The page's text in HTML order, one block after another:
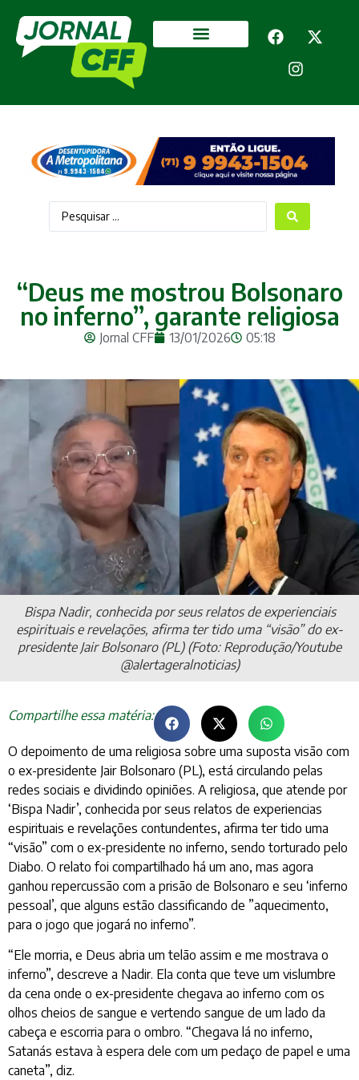
“Deus me mostrou Bolsonaro
no inferno”, garante religiosa
Jornal CFF 13/01/2026 05:18
Bispa Nadir, conhecida por seus relatos de experienciais
espirituais e revelações, afirma ter tido uma “visão” do ex-
presidente Jair Bolsonaro (PL) (Foto: Reprodução/Youtube
@alertageralnoticias)
Compartilhe essa matéria:
O depoimento de uma religiosa sobre uma suposta visão com
o ex-presidente Jair Bolsonaro (PL), está circulando pelas
redes sociais e dividindo opiniões. A religiosa, que atende por
‘Bispa Nadir’, conhecida por seus relatos de experiencias
espirituais e revelações contundentes, afirma ter tido uma
“visão” com o ex-presidente no inferno, sendo torturado pelo
Diabo. O relato foi compartilhado há um ano, mas agora
ganhou repercussão com a prisão de Bolsonaro e seu ‘inferno
pessoal’, que alguns estão classificando de ”aquecimento,
para o jogo que jogará no inferno”.
“Ele morria, e Deus abria um telão assim e me mostrava o
inferno”, descreve a Nadir. Ela conta que teve um vislumbre
da cena onde o ex-presidente chegava ao inferno com os
olhos cheios de sangue e vertendo sangue de um lado da
cabeça e escorria para o ombro. “Chegava lá no inferno,
Satanás estava à espera dele com um pedaço de papel e uma
caneta”, diz.